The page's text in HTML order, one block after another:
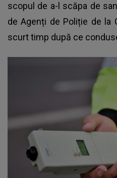
scopul de a-l scăpa de
de Agenți de Poliție de la
scurt timp după ce